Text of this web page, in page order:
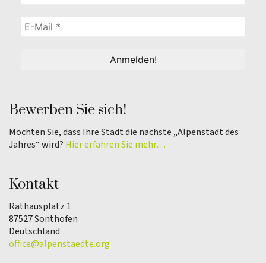
Bewerben Sie sich!
Möchten Sie, dass Ihre Stadt die nächste „Alpenstadt des
Jahres“ wird? Hier erfahren Sie mehr…
Kontakt
Rathausplatz 1
87527 Sonthofen
Deutschland
office@alpenstaedte.org